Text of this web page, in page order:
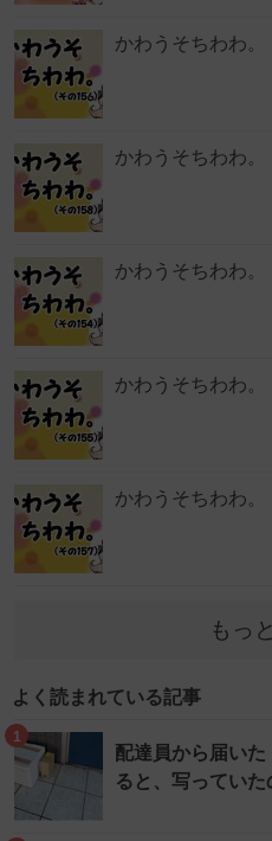
かわうそちわわ。
かわうそちわわ。
かわうそちわわ。
かわうそちわわ。
かわうそちわわ。
もっ
よく読まれている記事
1
配達員から届い
ると、写ってい